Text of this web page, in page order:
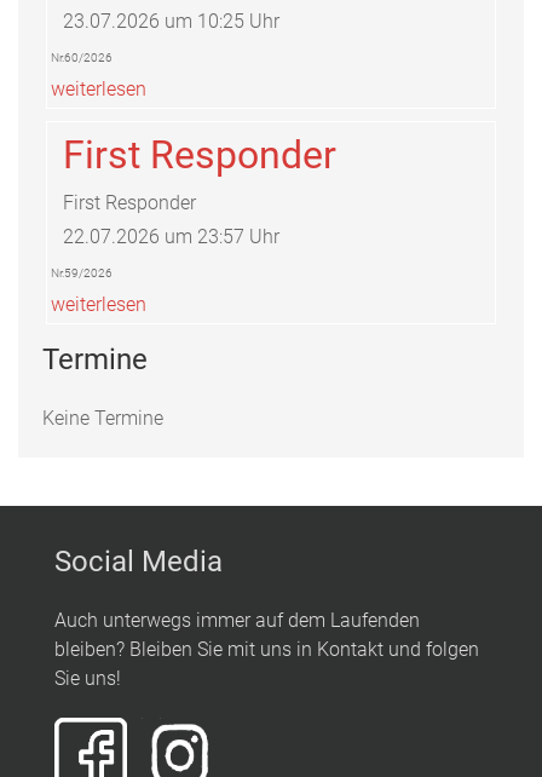
23.07.2026 um 10:25 Uhr
Nr.60/2026
weiterlesen
First Responder
First Responder
22.07.2026 um 23:57 Uhr
Nr.59/2026
weiterlesen
Termine
Keine Termine
Social Media
Auch unterwegs immer auf dem Laufenden
bleiben? Bleiben Sie mit uns in Kontakt und folgen
Sie uns!